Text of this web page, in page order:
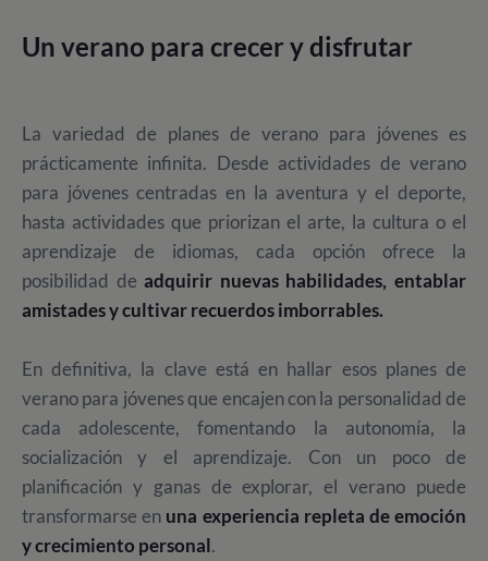
Un verano para crecer y disfrutar
La variedad de planes de verano para jóvenes es
prácticamente infinita. Desde actividades de verano
para jóvenes centradas en la aventura y el deporte,
hasta actividades que priorizan el arte, la cultura o el
aprendizaje de idiomas, cada opción ofrece la
posibilidad deadquirir nuevas habilidades, entablar
amistades y cultivar recuerdos imborrables.
En definitiva, la clave está en hallar esos planes de
verano para jóvenes que encajen con la personalidad de
cada adolescente, fomentando la autonomía, la
socialización y el aprendizaje. Con un poco de
planificación y ganas de explorar, el verano puede
transformarse en una experiencia repleta de emoción
y crecimiento personal.